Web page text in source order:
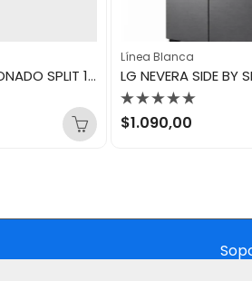
TCL AIRE ACONDICIONADO SPLIT 12.000BTU 220V/60HZ R410A TCL-12CSA/KC
Línea Blanca
Valorado
con
$1.090,00